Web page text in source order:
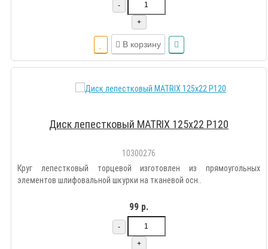
-
+
В корзину
Диск лепестковый MATRIX 125х22 Р120
10300276
Круг лепестковый торцевой изготовлен из прямоугольных
элементов шлифовальной шкурки на тканевой осн..
99 р.
-
+